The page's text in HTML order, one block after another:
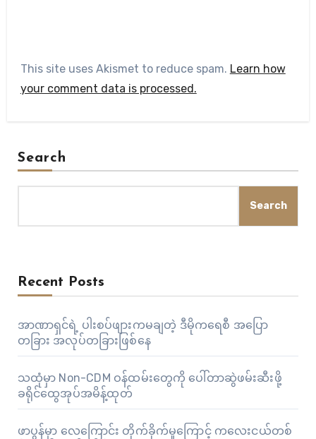
This site uses Akismet to reduce spam. Learn how
your comment data is processed.
Search
Search
Recent Posts
အာဏာရှင်ရဲ့ ပါးစပ်ဖျားကမချတဲ့ ဒီမိုကရေစီ အပြော
တခြား အလုပ်တခြားဖြစ်နေ
သထုံမှာ Non-CDM ဝန်ထမ်းတွေကို ပေါ်တာဆွဲဖမ်းဆီးဖို့
ခရိုင်ထွေအုပ်အမိန့်ထုတ်
ဖာပွန်မှာ လေကြောင်း တိုက်ခိုက်မှုကြောင့် ကလေးငယ်တစ်